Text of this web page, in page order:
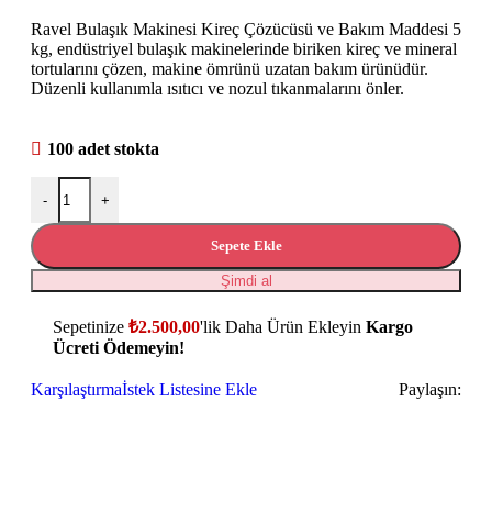
Ravel Bulaşık Makinesi Kireç Çözücüsü ve Bakım Maddesi 5
kg, endüstriyel bulaşık makinelerinde biriken kireç ve mineral
tortularını çözen, makine ömrünü uzatan bakım ürünüdür.
Düzenli kullanımla ısıtıcı ve nozul tıkanmalarını önler.
100 adet stokta
- +
Sepete Ekle
Şimdi al
Sepetinize ₺2.500,00'lik Daha Ürün Ekleyin Kargo
Ücreti Ödemeyin!
Karşılaştırmaİstek Listesine Ekle Paylaşın: